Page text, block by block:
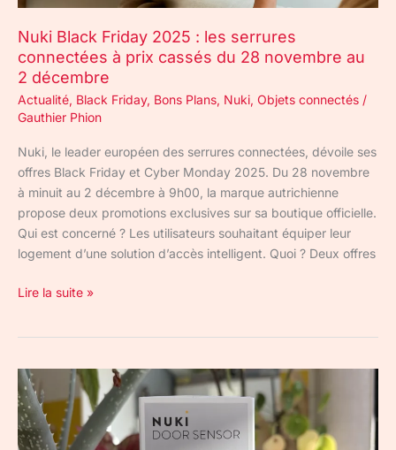
Nuki Black Friday 2025 : les serrures
connectées à prix cassés du 28 novembre au
2 décembre
Actualité, Black Friday, Bons Plans, Nuki, Objets connectés /
Gauthier Phion
Nuki, le leader européen des serrures connectées, dévoile ses
offres Black Friday et Cyber Monday 2025. Du 28 novembre
à minuit au 2 décembre à 9h00, la marque autrichienne
propose deux promotions exclusives sur sa boutique officielle.
Qui est concerné ? Les utilisateurs souhaitant équiper leur
logement d’une solution d’accès intelligent. Quoi ? Deux offres
novembre
au
2
décembre
Lire la suite »
Nuki
Door
Sensor
: